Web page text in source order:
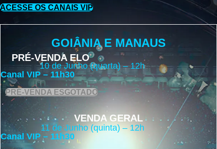
ACESSE OS CANAIS VIP
GOIÂNIA E MANAUS
PRÉ-VENDA ELO
10 de Junho (quarta) – 12h
Canal VIP – 11h30
PRÉ-VENDA ESGOTADO
VENDA GERAL
11 de Junho (quinta) – 12h
Canal VIP – 11h30